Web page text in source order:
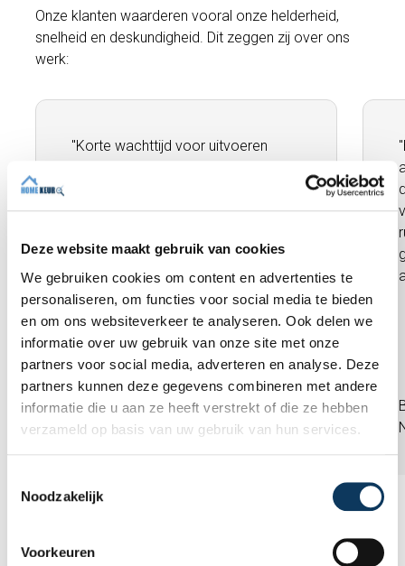
Deze website maakt gebruik van cookies
We gebruiken cookies om content en advertenties te
personaliseren, om functies voor social media te bieden
en om ons websiteverkeer te analyseren. Ook delen we
informatie over uw gebruik van onze site met onze
partners voor social media, adverteren en analyse. Deze
partners kunnen deze gegevens combineren met andere
informatie die u aan ze heeft verstrekt of die ze hebben
verzameld op basis van uw gebruik van hun services.
Noodzakelijk
Voorkeuren
Onze klanten waarderen vooral onze helderheid,
snelheid en deskundigheid. Dit zeggen zij over ons
werk:
"Korte wachttijd voor uitvoeren
binnen de afgesproken tijd.
met uitleg en tips bij observaties.
Uitgebreide rapportage de
volgende dag beschikbaar.''
Wouter Koot
Februari 2026